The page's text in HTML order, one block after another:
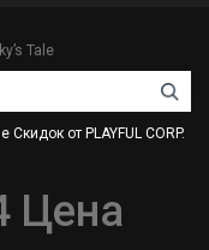
Tale
Скидок от PLAYFUL CORP.
Цена